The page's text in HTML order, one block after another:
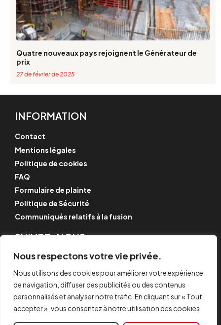
Nous respectons votre vie privée.
Nous utilisons des cookies pour améliorer votre expérience
de navigation, diffuser des publicités ou des contenus
personnalisés et analyser notre trafic. En cliquant sur « Tout
accepter », vous consentez à notre utilisation des cookies.
Quatre nouveaux pays rejoignent le Générateur de
prix
27 de février de 2025
INFORMATION
Contact
Mentions légales
Politique de cookies
FAQ
Formulaire de plainte
Politique de Sécurité
Communiqués relatifs à la fusion
SUIVEZ-NOUS
Instagram